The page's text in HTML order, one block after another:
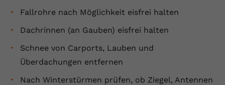
Fallrohre nach Möglichkeit eisfrei halten
Dachrinnen (an Gauben) eisfrei halten
Schnee von Carports, Lauben und
Überdachungen entfernen
Nach Winterstürmen prüfen, ob Ziegel, Antennen